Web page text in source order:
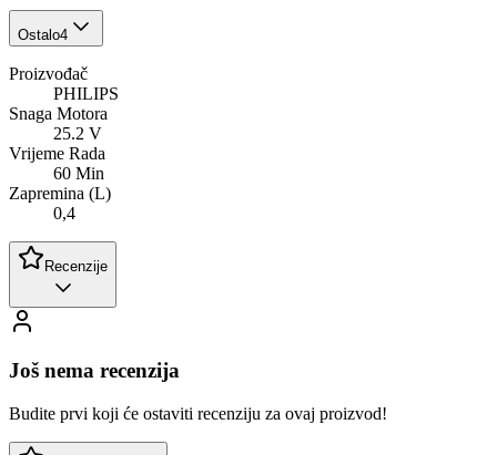
Ostalo4
Proizvođač
PHILIPS
Snaga Motora
25.2 V
Vrijeme Rada
60 Min
Zapremina (L)
0,4
Recenzije
Još nema recenzija
Budite prvi koji će ostaviti recenziju za ovaj proizvod!